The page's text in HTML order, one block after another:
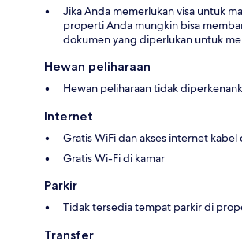
Jika Anda memerlukan visa untuk
properti Anda mungkin bisa
dokumen yang diperlukan untuk
Hewan peliharaan
Hewan peliharaan tidak
Internet
Gratis WiFi dan akses internet kabel
Gratis Wi-Fi di kamar
Parkir
Tidak tersedia tempat parkir di
Transfer